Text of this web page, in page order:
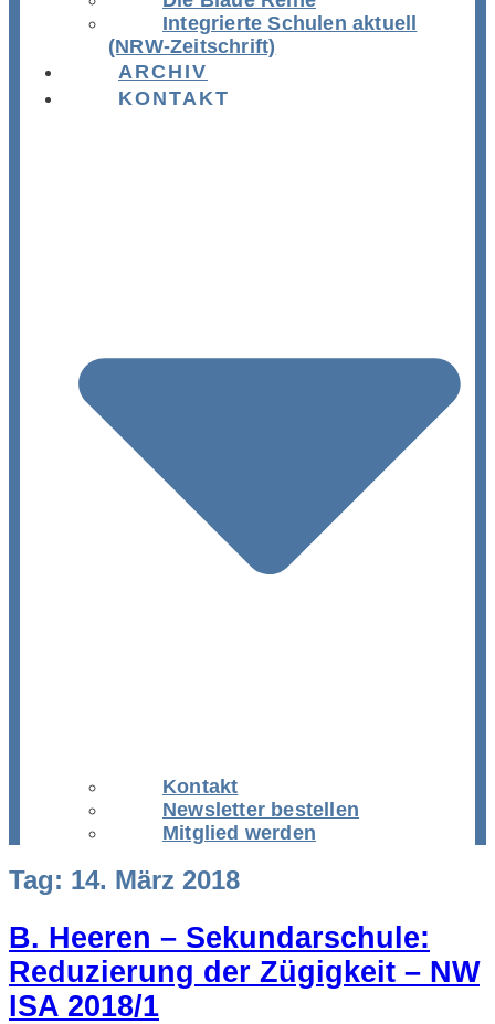
Integrierte Schulen aktuell
(NRW-Zeitschrift)
ARCHIV
KONTAKT
Kontakt
Newsletter bestellen
Mitglied werden
Tag: 14. März 2018
B. Heeren – Sekundarschule:
Reduzierung der Zügigkeit – NW
ISA 2018/1